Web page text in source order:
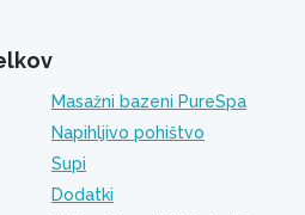
Masažni bazeni PureSpa
Napihljivo pohištvo
Supi
Dodatki